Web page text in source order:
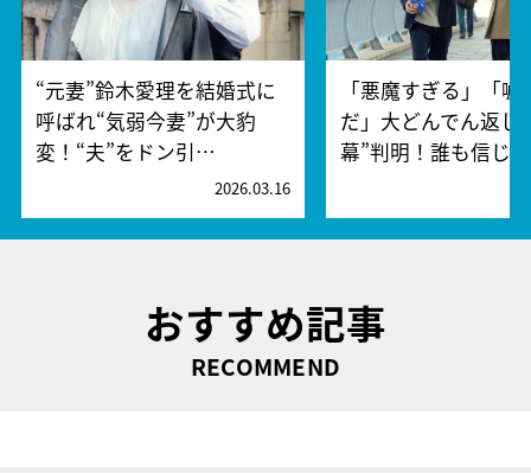
“元妻”鈴木愛理を結婚式に
呼ばれ“気弱今妻”が大豹
変！“夫”をドン引…
2026.03.16
「悪魔すぎる」「嘘
だ」大どんでん返し
幕”判明！誰も信じ…
おすすめ記事
RECOMMEND